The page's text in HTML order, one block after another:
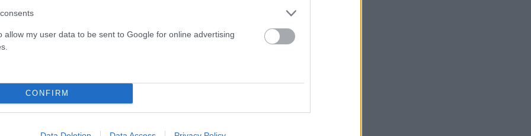
allow my user data to be sent to Google for online advertising
CONFIRM
νέου ποδοσφαιρικού πρωταθλήματος, η αστυνομία
υλοποίηση των προβλεπόμενων.